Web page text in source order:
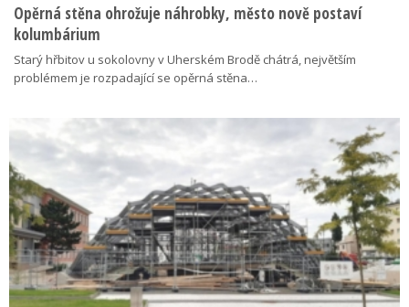
Opěrná stěna ohrožuje náhrobky, město nově postaví
kolumbárium
Starý hřbitov u sokolovny v Uherském Brodě chátrá, největším
problémem je rozpadající se opěrná stěna…